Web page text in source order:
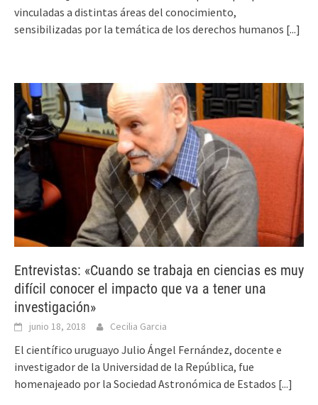
vinculadas a distintas áreas del conocimiento,
sensibilizadas por la temática de los derechos humanos [...]
Entrevistas: «Cuando se trabaja en ciencias es muy
difícil conocer el impacto que va a tener una
investigación»
junio 18, 2018 Cecilia Garcia
El científico uruguayo Julio Ángel Fernández, docente e
investigador de la Universidad de la República, fue
homenajeado por la Sociedad Astronómica de Estados [...]